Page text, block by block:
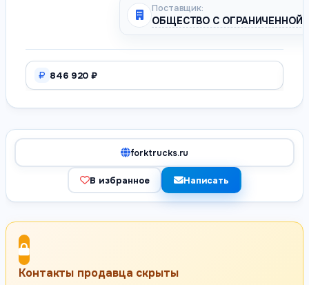
Поставщик:
ОБЩЕСТВО С ОГРАНИЧЕННОЙ
846 920 ₽
forktrucks.ru
В избранное Написать
Контакты продавца скрыты